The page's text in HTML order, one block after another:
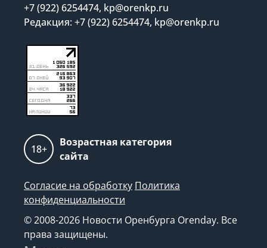
+7 (922) 6254474, kp@orenkp.ru
Редакция: +7 (922) 6254474, kp@orenkp.ru
18+
Возрастная категория
сайта
Согласие на обработку Политика
конфиденциальности
© 2008-2026 Новости Оренбурга Orenday. Все
права защищены.